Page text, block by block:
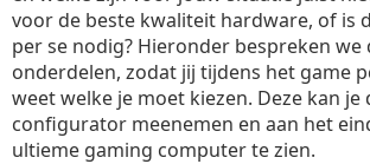
voor de beste kwaliteit hardware, of is
per se nodig? Hieronder bespreken
onderdelen, zodat jij tijdens het game
weet welke je moet kiezen. Deze kan je
configurator meenemen en aan het
ultieme gaming computer te zien.